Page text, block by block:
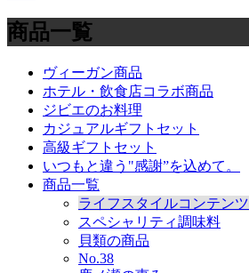
商品一覧
ヴィーガン商品
ホテル・飲食店コラボ商品
ジビエのお料理
カジュアルギフトセット
高級ギフトセット
いつもと違う"感謝”を込めて。
商品一覧
ライフスタイルコンテンツ
スペシャリティ調味料
貝類の商品
No.38